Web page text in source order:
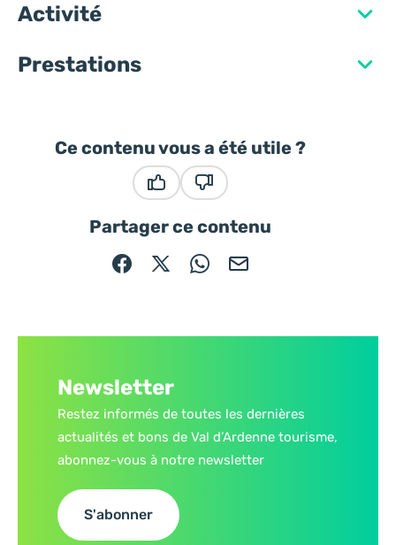
Activité
Prestations
Ce contenu vous a été utile ?
Partager ce contenu
Partager sur Facebook (nouvelle fenêtre)
Partager sur X / Twitter (nouvelle
Partager sur WhatsApp
Partager par mail
Newsletter
Restez informés de toutes les dernières
actualités et bons de Val d’Ardenne tourisme,
abonnez-vous à notre newsletter
S'abonner